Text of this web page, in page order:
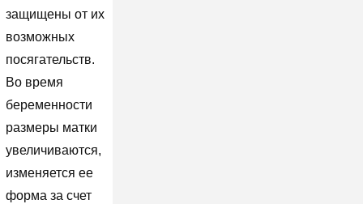
защищены от их
возможных
посягательств.
Во время
беременности
размеры матки
увеличиваются,
изменяется ее
форма за счет